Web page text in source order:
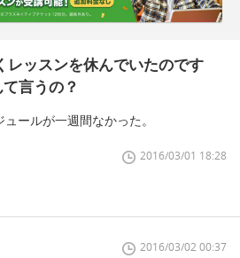
レッスンを休んでいたのです
言うの？
ールが一週間なかった。
2016/03/01 18:28
2016/03/02 00:37